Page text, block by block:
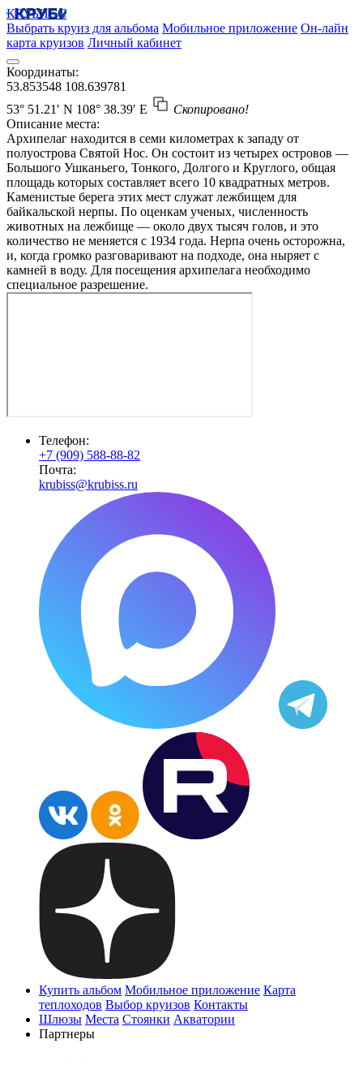
КРУБИСС
Выбрать круиз для альбома Мобильное приложение Он-лайн
карта круизов Личный кабинет
Координаты:
53.853548 108.639781
53° 51.21′ N 108° 38.39′ E
Скопировано!
Описание места:
Архипелаг находится в семи километрах к западу от
полуострова Святой Нос. Он состоит из четырех островов —
Большого Ушканьего, Тонкого, Долгого и Круглого, общая
площадь которых составляет всего 10 квадратных метров.
Каменистые берега этих мест служат лежбищем для
байкальской нерпы. По оценкам ученых, численность
животных на лежбище — около двух тысяч голов, и это
количество не меняется с 1934 года. Нерпа очень осторожна,
и, когда громко разговаривают на подходе, она ныряет с
камней в воду. Для посещения архипелага необходимо
специальное разрешение.
Телефон:
+7 (909) 588-88-82
Почта:
krubiss@krubiss.ru
Купить альбом Мобильное приложение Карта
теплоходов Выбор круизов Контакты
Шлюзы Места Стоянки Акватории
Партнеры